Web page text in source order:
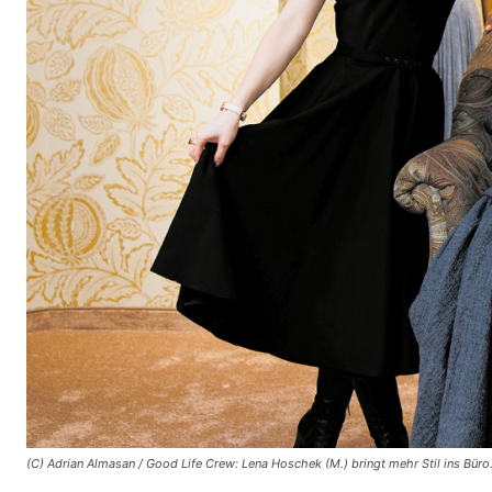
(C) Adrian Almasan / Good Life Crew: Lena Hoschek (M.) bringt mehr Stil ins Büro.